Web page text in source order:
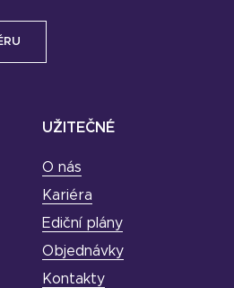
UŽITEČNÉ
O nás
Kariéra
Ediční plány
Objednávky
Kontakty